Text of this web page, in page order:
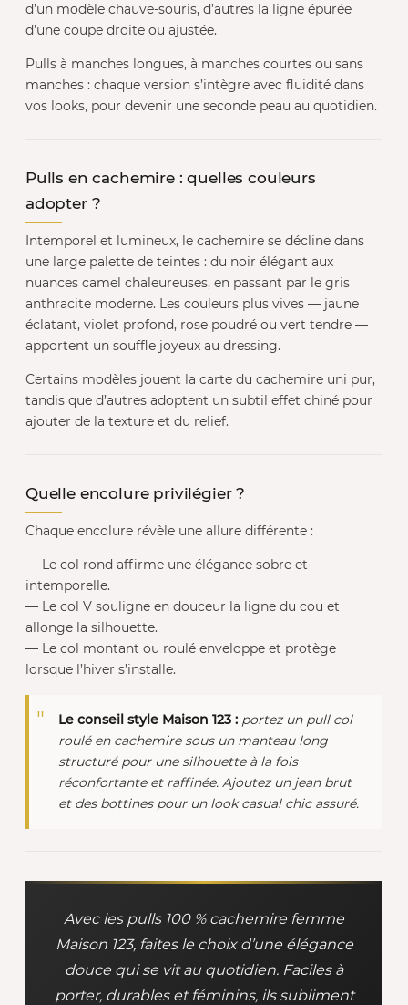
d’un modèle chauve-souris, d’autres la ligne épurée
d’une coupe droite ou ajustée.
Pulls à manches longues, à manches courtes ou sans
manches : chaque version s’intègre avec fluidité dans
vos looks, pour devenir une seconde peau au quotidien.
Pulls en cachemire : quelles couleurs
adopter ?
Intemporel et lumineux, le cachemire se décline dans
une large palette de teintes : du noir élégant aux
nuances camel chaleureuses, en passant par le gris
anthracite moderne. Les couleurs plus vives — jaune
éclatant, violet profond, rose poudré ou vert tendre —
apportent un souffle joyeux au dressing.
Certains modèles jouent la carte du cachemire uni pur,
tandis que d’autres adoptent un subtil effet chiné pour
ajouter de la texture et du relief.
Quelle encolure privilégier ?
Chaque encolure révèle une allure différente :
— Le col rond affirme une élégance sobre et
intemporelle.
— Le col V souligne en douceur la ligne du cou et
allonge la silhouette.
— Le col montant ou roulé enveloppe et protège
lorsque l’hiver s’installe.
Le conseil style Maison 123 : portez un pull col
roulé en cachemire sous un manteau long
structuré pour une silhouette à la fois
réconfortante et raffinée. Ajoutez un jean brut
et des bottines pour un look casual chic assuré.
Avec les pulls 100 % cachemire femme
Maison 123, faites le choix d’une élégance
douce qui se vit au quotidien. Faciles à
porter, durables et féminins, ils subliment